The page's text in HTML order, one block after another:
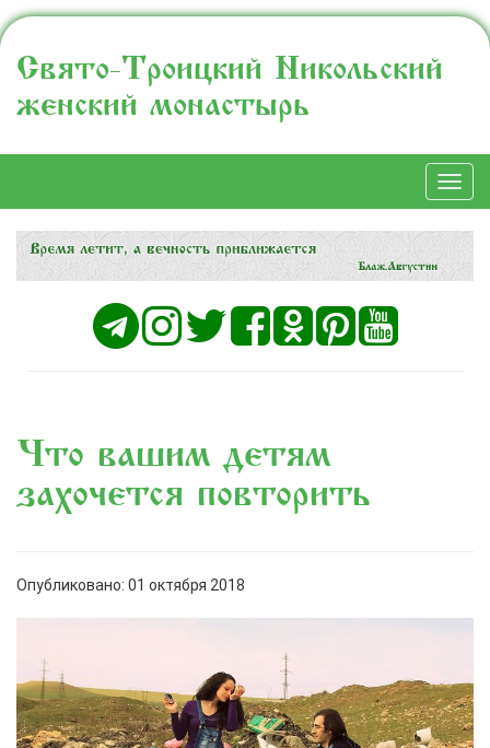
Свято-Троицкий Никольский
женский монастырь
Что вашим детям
захочется повторить
Опубликовано: 01 октября 2018